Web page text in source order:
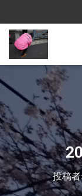
投稿